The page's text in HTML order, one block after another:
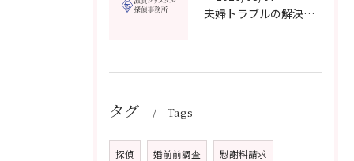
夫婦トラブルの解決に役立つカウンセリングと滋賀県近江八幡市で相談先を選ぶコツ
タグ Tags
探偵 婚前前調査 慰謝料請求